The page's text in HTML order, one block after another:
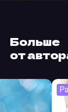
Больше
от